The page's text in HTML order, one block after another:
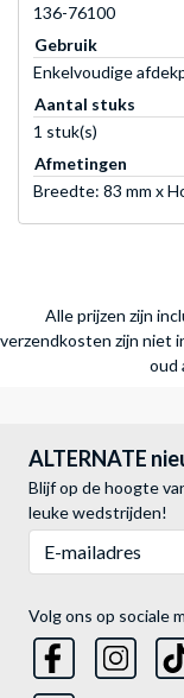
136-76100
Gebruik
Enkelvoudige
Aantal stuks
1 stuk(s)
Afmetingen
Breedte: 83 mm x
Alle prijzen zijn
verzendkosten zijn niet
oud
ALTERNATE
Blijf op de hoogte
leuke wedstrijden!
Volg ons op sociale